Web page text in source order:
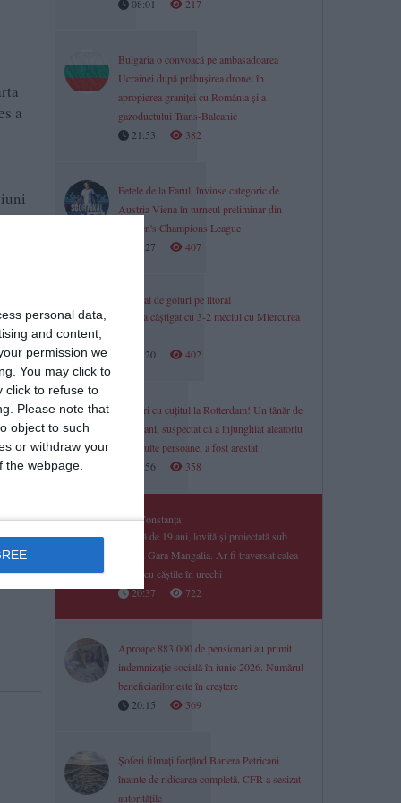
personal data,
and content,
permission we
You may click to
click to refuse to
Please note that
object to such
or withdraw your
webpage.
a
08:01 217
Bulgaria o convoacă pe ambasadoarea
Ucrainei după prăbușirea dronei în
apropierea graniței cu România și a
gazoductului Trans-Balcanic
21:53
382
Fetele de la Farul, învinse categoric de
Austria Viena în turneul preliminar din
Women's Champions League
21:27
407
Festival de goluri pe litoral
Farul a câștigat cu 3-2 meciul cu Miercurea
21:20
402
Atacuri cu cuțitul la Rotterdam! Un tânăr de
26 de ani, suspectat că a înjunghiat aleatoriu
mai multe persoane, a fost arestat
20:56
358
Știri Constanța
Tânără de 19 ani, lovită și proiectată sub
tren în Gara Mangalia. Ar fi traversat calea
ferată cu căștile în urechi
20:37
722
Aproape 883.000 de pensionari au primit
indemnizație socială în iunie 2026. Numărul
beneficiarilor este în creștere
20:15
369
Șoferi filmați forțând Bariera Petricani
înainte de ridicarea completă. CFR a sesizat
autoritățile